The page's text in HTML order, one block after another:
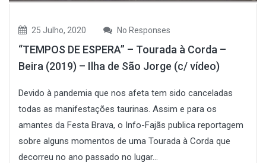
25 Julho, 2020 No Responses
“TEMPOS DE ESPERA” – Tourada à Corda –
Beira (2019) – Ilha de São Jorge (c/ vídeo)
Devido à pandemia que nos afeta tem sido canceladas
todas as manifestações taurinas. Assim e para os
amantes da Festa Brava, o Info-Fajãs publica reportagem
sobre alguns momentos de uma Tourada à Corda que
decorreu no ano passado no lugar...